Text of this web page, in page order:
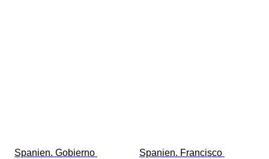
Spanien. Gobierno
Spanien. Francisco